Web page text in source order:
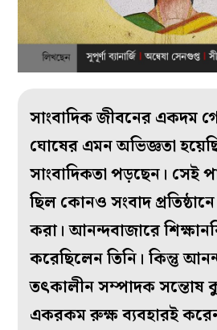
সাংবাদিক জীবনের একদম
ঘোষের এমন অভিজ্ঞতা
সাংবাদিকতা পড়ছেন। সেই
ছিল কোনও সংবাদ
করা। আনন্দবাজারে
করেছিলেন তিনি। কিন্তু
তৎকালীন সম্পাদক সন্তোষ
একরকম রুক্ষ ব্যবহারই